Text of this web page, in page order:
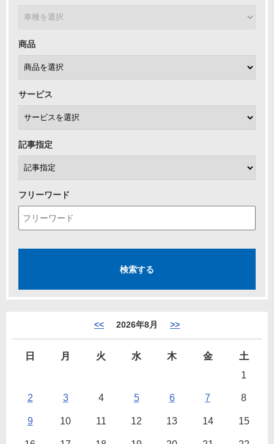
商品
サービス
記事指定
フリーワード
<< 2026年8月 >>
日 月 火 水 木 金
土
1
2 3 4 5 6 7 8
9 10 11 12 13 14 15